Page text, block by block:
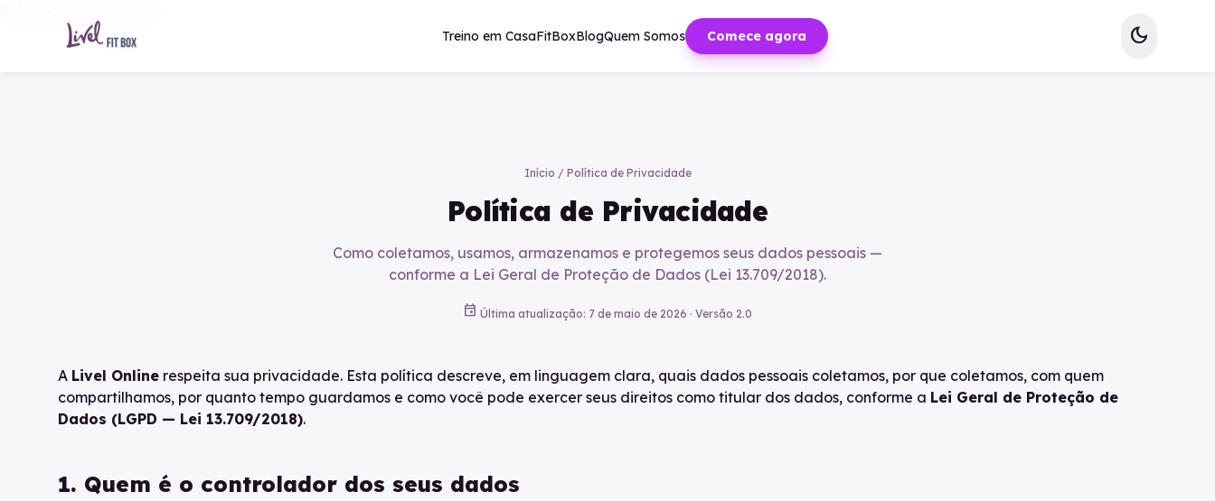
Treino em CasaFitBoxBlogQuem Somos Comece agora dark_mode
Início / Política de Privacidade
Política de Privacidade
Como coletamos, usamos, armazenamos e protegemos seus dados pessoais —
conforme a Lei Geral de Proteção de Dados (Lei 13.709/2018).
event Última atualização: 7 de maio de 2026 · Versão 2.0
A Livel Online respeita sua privacidade. Esta política descreve, em linguagem clara, quais dados pessoais coletamos, por que coletamos, com quem
compartilhamos, por quanto tempo guardamos e como você pode exercer seus direitos como titular dos dados, conforme a Lei Geral de Proteção de
Dados (LGPD — Lei 13.709/2018).
1. Quem é o controlador dos seus dados